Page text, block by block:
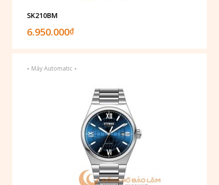
SK210BM
6.950.000₫
- Máy Automatic -